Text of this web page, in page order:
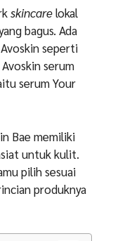
skincarelokal
bagus. Ada
seperti
serum
serum Your
Bae memiliki
untuk kulit.
pilih sesuai
produknya